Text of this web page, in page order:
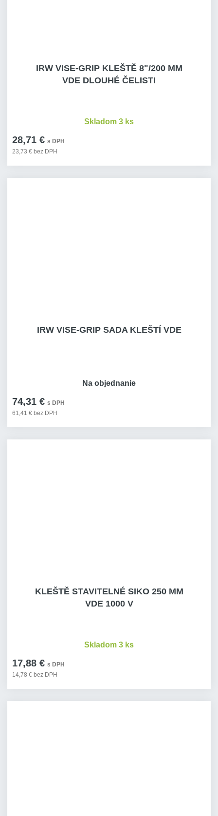
IRW VISE-GRIP KLEŠTĚ 8"/200 MM
VDE DLOUHÉ ČELISTI
28,71 € s DPH
23,73 € bez DPH
Skladom 3 ks
IRW VISE-GRIP SADA KLEŠTÍ VDE
74,31 € s DPH
61,41 € bez DPH
Na objednanie
KLEŠTĚ STAVITELNÉ SIKO 250 MM
VDE 1000 V
17,88 € s DPH
14,78 € bez DPH
Skladom 3 ks